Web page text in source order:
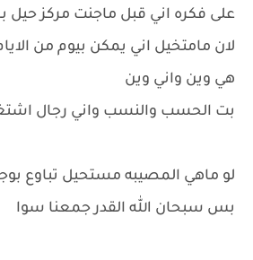
على فكره اني قبل ماجنت مركز حيل
لان مامتخيل اني يمكن بيوم من
هي وين واني وين
بت الحسب والنسب واني رجال
لو ماهي المصيبه مستحيل تباوع
بس سبحان الله القدر جمعنا سوا